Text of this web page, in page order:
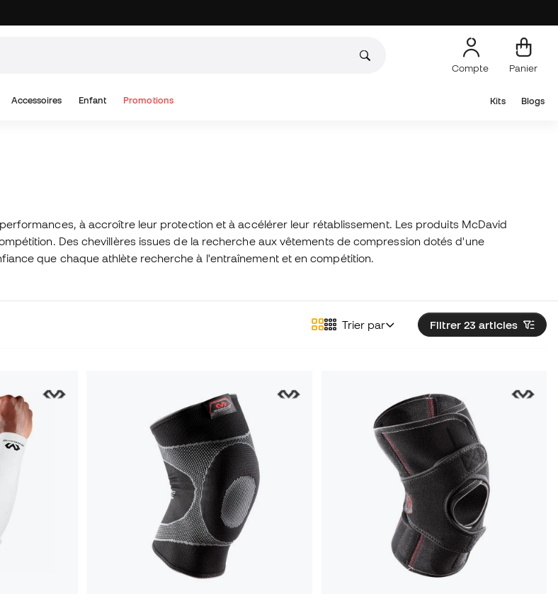
Compte Panier
Accessoires Enfant Promotions Kits Blogs
à accroître leur protection et à accélérer leur rétablissement. Les produits McDavid
Des chevillères issues de la recherche aux vêtements de compression dotés d'une
que chaque athlète recherche à l'entraînement et en compétition.
Filtrer 23 articles
Trier par